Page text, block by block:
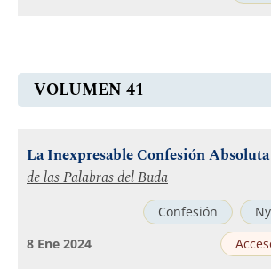
VOLUMEN 41
La Inexpresable Confesión Absoluta
de las Palabras del Buda
Confesión
8 Ene 2024